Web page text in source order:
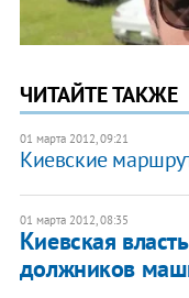
ЧИТАЙТЕ ТАКЖЕ
01 марта 2012, 09:21
Киевские
01 марта 2012, 08:35
​Киевская
должников